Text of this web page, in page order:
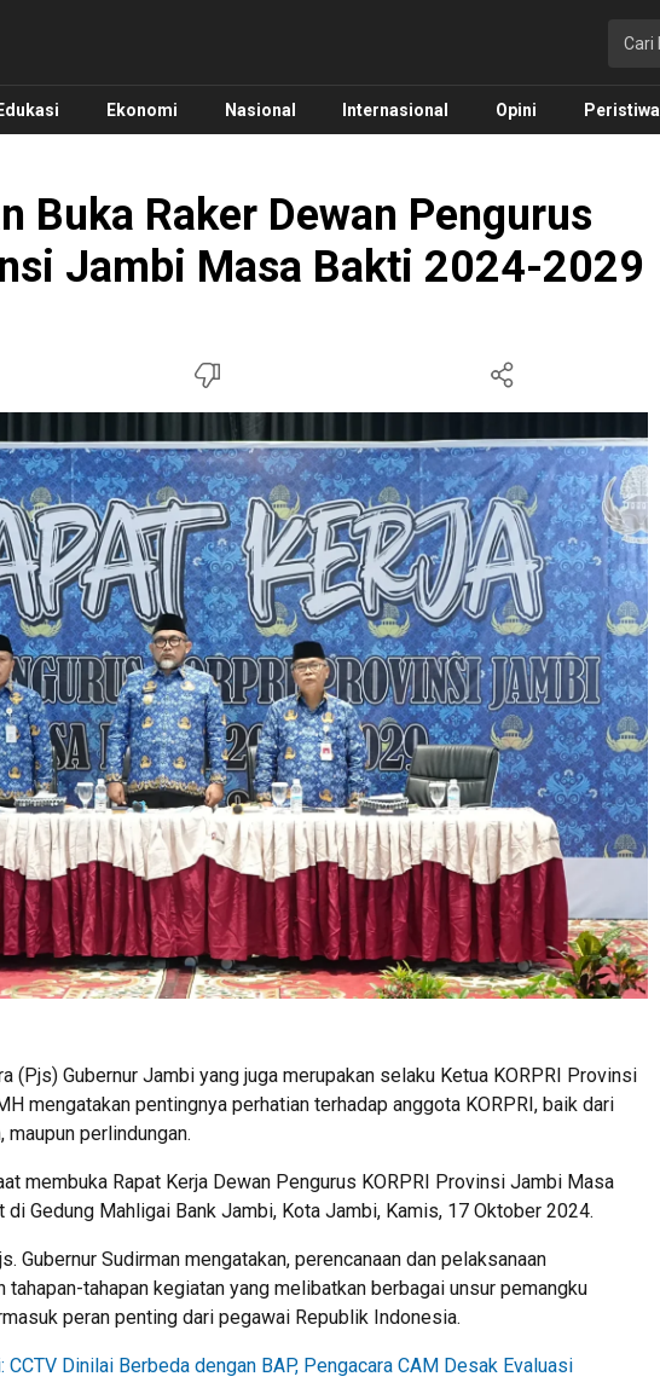
Ekonomi Nasional Internasional Opini Peristiwa
Buka Raker Dewan Pengurus
Jambi Masa Bakti 2024-2029
(Pjs) Gubernur Jambi yang juga merupakan selaku Ketua KORPRI Provinsi
mengatakan pentingnya perhatian terhadap anggota KORPRI, baik dari
perlindungan.
membuka Rapat Kerja Dewan Pengurus KORPRI Provinsi Jambi Masa
Gedung Mahligai Bank Jambi, Kota Jambi, Kamis, 17 Oktober 2024.
Gubernur Sudirman mengatakan, perencanaan dan pelaksanaan
tahapan-tahapan kegiatan yang melibatkan berbagai unsur pemangku
peran penting dari pegawai Republik Indonesia.
CCTV Dinilai Berbeda dengan BAP, Pengacara CAM Desak Evaluasi